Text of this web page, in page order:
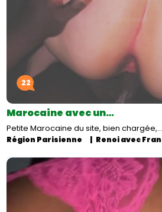
22
Marocaine avec un…
Petite Marocaine du site, bien chargée,…
Région Parisienne
Renoi avec